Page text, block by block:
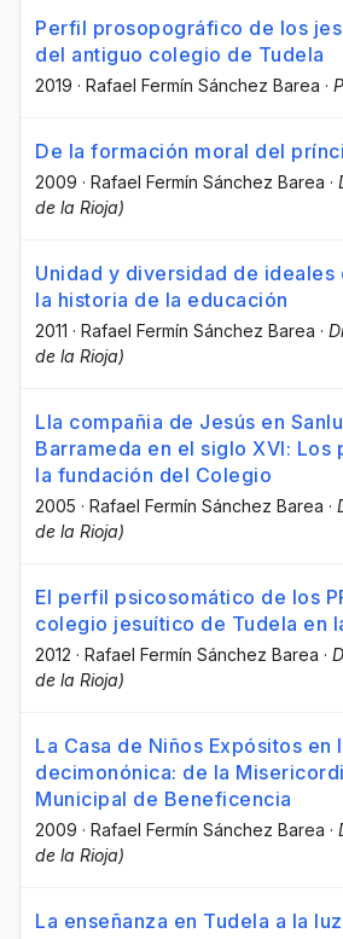
Perfil prosopográfico de los
del antiguo colegio de Tudela
2019 · Rafael Fermín Sánchez Barea ·
De la formación moral del
2009 · Rafael Fermín Sánchez Barea ·
de la Rioja)
Unidad y diversidad de ideales
la historia de la educación
2011 · Rafael Fermín Sánchez Barea ·
de la Rioja)
Lla compañia de Jesús en
Barrameda en el siglo XVI: Los
la fundación del Colegio
2005 · Rafael Fermín Sánchez Barea ·
de la Rioja)
El perfil psicosomático de los
colegio jesuítico de Tudela en
2012 · Rafael Fermín Sánchez Barea ·
de la Rioja)
La Casa de Niños Expósitos en
decimonónica: de la
Municipal de Beneficencia
2009 · Rafael Fermín Sánchez Barea ·
de la Rioja)
La enseñanza en Tudela a la